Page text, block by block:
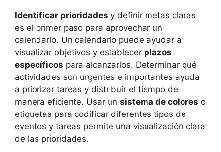
Identificar prioridades y definir metas claras
es el primer paso para aprovechar un
calendario. Un calendario puede ayudar a
visualizar objetivos y establecer plazos
específicos para alcanzarlos. Determinar qué
actividades son urgentes e importantes ayuda
a priorizar tareas y distribuir el tiempo de
manera eficiente. Usar un sistema de colores o
etiquetas para codificar diferentes tipos de
eventos y tareas permite una visualización clara
de las prioridades.